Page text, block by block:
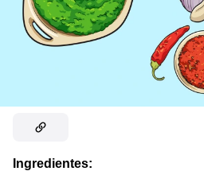
Ingredientes: